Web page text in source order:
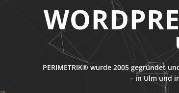
PERIMETRIK® wurde 2005 gegründet
– in Ulm und